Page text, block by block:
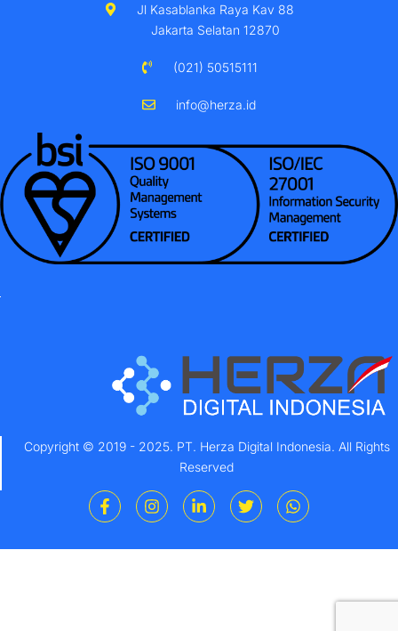
Jl Kasablanka Raya Kav 88
Jakarta Selatan 12870
(021) 50515111
info@herza.id
Copyright © 2019 - 2025. PT. Herza Digital Indonesia. All Rights
Reserved